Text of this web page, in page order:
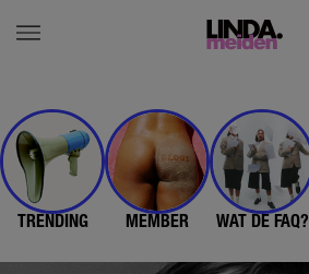
TRENDING MEMBER WAT DE FAQ?